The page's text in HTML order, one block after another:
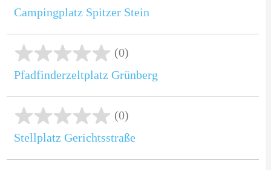
Campingplatz Spitzer Stein
(0)
Pfadfinderzeltplatz Grünberg
(0)
Stellplatz Gerichtsstraße